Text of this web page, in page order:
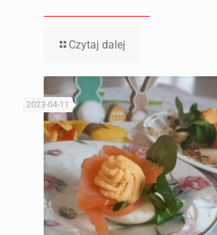
Czytaj dalej
2023-04-11